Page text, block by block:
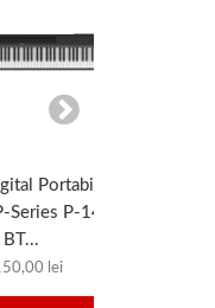
Portabil
Series P-145
BT...
lei